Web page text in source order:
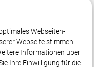
Seit 1868.
Webseiten-
Webseite stimmen
Informationen über
Ihre Einwilligung für die